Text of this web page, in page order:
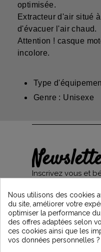
optimisée.
Extracteur d'air situé
d'évacuer l'air chaud.
Attention ! casque
incolore.
Type
Genre : Unisexe
Inscrivez vous et
et restez informés
Vintage Motors
*Dès 99€ d'achat. En vous abonnant
Nous utilisons des cookies
du site, améliorer votre
optimiser la performance
des offres adaptées selon
ces cookies ainsi que les
vos données personnelles ?